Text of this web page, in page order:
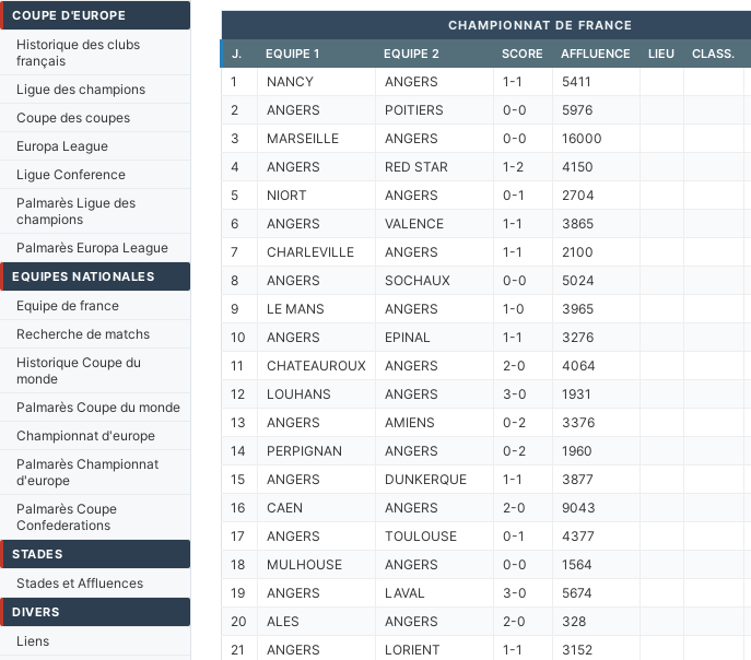
COUPE D'EUROPE
Historique des clubs
français
Ligue des champions
Coupe des coupes
Europa League
Ligue Conference
Palmarès Ligue des
champions
Palmarès Europa League
EQUIPES NATIONALES
Equipe de france
Recherche de matchs
Historique Coupe du
monde
Palmarès Coupe du monde
Championnat d'europe
Palmarès Championnat
d'europe
Palmarès Coupe
Confederations
STADES
Stades et Affluences
DIVERS
Liens
CHAMPIONNAT DE FRANCE
J.
EQUIPE 1 EQUIPE 2 SCORE AFFLUENCE LIEU CLASS.
1 NANCY ANGERS 1-1
5411
2
ANGERS POITIERS 0-0
5976
3
MARSEILLE ANGERS 0-0
16000
4
ANGERS RED STAR 1-2
4150
5
NIORT ANGERS 0-1
2704
6
ANGERS VALENCE 1-1
3865
7
CHARLEVILLE ANGERS 1-1
2100
8
ANGERS SOCHAUX 0-0
5024
9
LE MANS ANGERS 1-0
3965
10
ANGERS EPINAL 1-1
3276
11
CHATEAUROUX ANGERS 2-0
4064
12
LOUHANS ANGERS 3-0
1931
13
ANGERS AMIENS 0-2
3376
14
PERPIGNAN ANGERS 0-2
1960
15
ANGERS DUNKERQUE 1-1
3877
16
CAEN ANGERS 2-0
9043
17
ANGERS TOULOUSE 0-1
4377
18
MULHOUSE ANGERS 0-0
1564
19
ANGERS LAVAL 3-0
5674
20
ALES ANGERS 2-0
328
21
ANGERS LORIENT 1-1
3152